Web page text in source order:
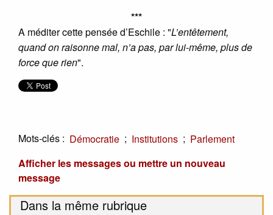
***
A méditer cette pensée d’Eschile : "L’entêtement,
quand on raisonne mal, n’a pas, par lui-même, plus de
force que rien".
Mots-clés : Démocratie ; Institutions ; Parlement
Afficher les messages ou mettre un nouveau
message
Dans la même rubrique